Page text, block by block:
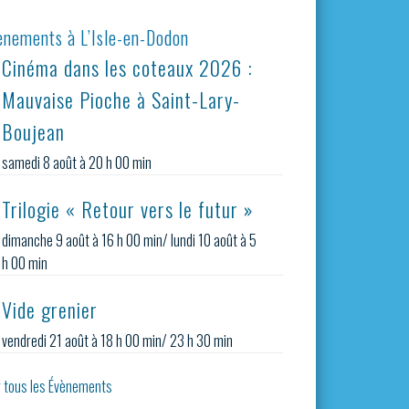
à L’Isle-en-Dodon
Cinéma dans les coteaux 2026 :
Mauvaise Pioche à Saint-Lary-
Boujean
samedi 8 août à 20 h 00 min
Trilogie « Retour vers le futur »
dimanche 9 août à 16 h 00 min/lundi 10 août à 5
h 00 min
Vide grenier
vendredi 21 août à 18 h 00 min/23 h 30 min
les Évènements